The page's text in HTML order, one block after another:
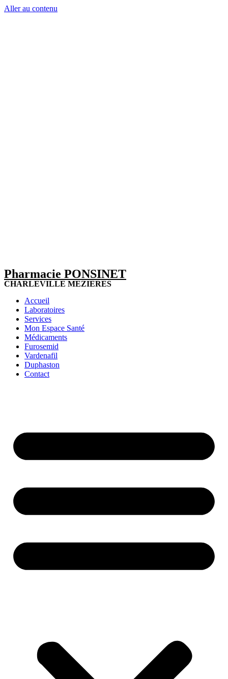
Aller au contenu
Pharmacie PONSINET
CHARLEVILLE MEZIERES
Accueil
Laboratoires
Services
Mon Espace Santé
Médicaments
Furosemid
Vardenafil
Duphaston
Contact